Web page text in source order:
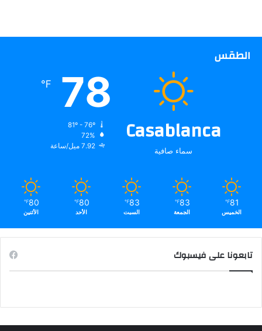
الطقس
Casablanca
سماء صافية
78
℉
72%
7.92 ميل/ساعة
81
℉
الخميس
83
℉
الجمعة
83
℉
السبت
80
℉
الأحد
80
℉
الأثنين
تابعونا على فيسبوك